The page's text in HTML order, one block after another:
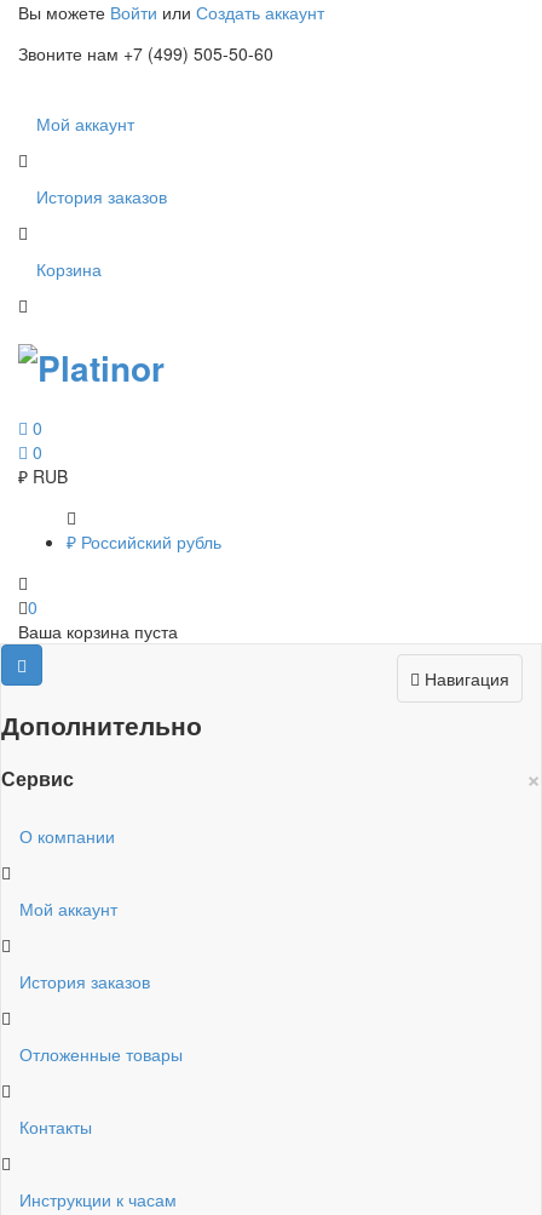
Вы можете Войти или Создать аккаунт
Звоните нам +7 (499) 505-50-60
Мой аккаунт
История заказов
Корзина
0
0
₽ RUB
₽ Российский рубль
0
Ваша корзина пуста
Навигация
Дополнительно
×
Сервис
О компании
Мой аккаунт
История заказов
Отложенные товары
Контакты
Инструкции к часам